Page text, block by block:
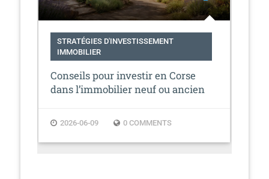
STRATÉGIES D'INVESTISSEMENT
IMMOBILIER
Conseils pour investir en Corse
dans l’immobilier neuf ou ancien
2026-06-09 0 COMMENTS